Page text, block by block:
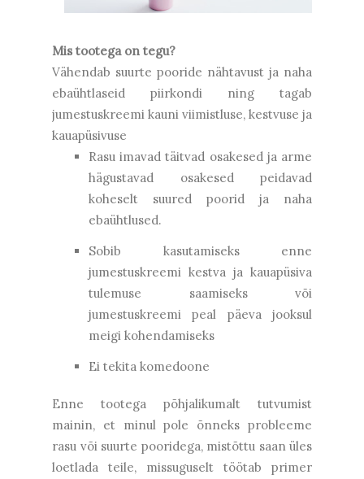
Mis tootega on tegu?
Vähendab suurte pooride nähtavust ja naha
ebaühtlaseid piirkondi ning tagab
jumestuskreemi kauni viimistluse, kestvuse ja
kauapüsivuse
Rasu imavad täitvad osakesed ja arme
hägustavad osakesed peidavad
koheselt suured poorid ja naha
ebaühtlused.
Sobib kasutamiseks enne
jumestuskreemi kestva ja kauapüsiva
tulemuse saamiseks või
jumestuskreemi peal päeva jooksul
meigi kohendamiseks
Ei tekita komedoone
Enne tootega põhjalikumalt tutvumist
mainin, et minul pole õnneks probleeme
rasu või suurte pooridega, mistõttu saan üles
loetlada teile, missuguselt töötab primer